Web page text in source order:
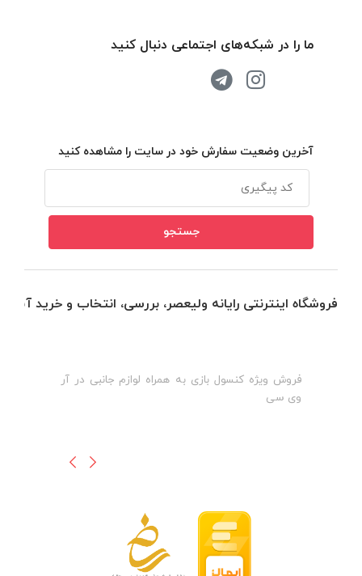
ما را در شبکه‌های اجتماعی دنبال کنید
آخرین وضعیت سفارش خود در سایت را مشاهده کنید
فروشگاه اینترنتی رایانه ولیعصر، بررسی، انتخاب و خرید
فروش ویژه کنسول بازی به همراه لوازم جانبی در آر
وی سی